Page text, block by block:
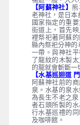
【阿蘇神社】
老神社，是日
國家指定的重
街道上，首先
裡祭祀著阿蘇
縣內祭祀分神的
一帶。與神社
了龍紋的木製
的龍就會斬斷一
【水基巡迴道
阿蘇神社前的
泉。水基的泉
為長生不老之
者石頭所製的
行水基巡禮的
及咖啡館。